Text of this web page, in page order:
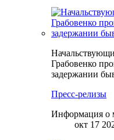
Грабовенко
задержании
Пресс-релизы
Информация о
окт 17